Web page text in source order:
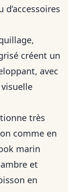
créent un
avec
très
comme en
marin
et
en